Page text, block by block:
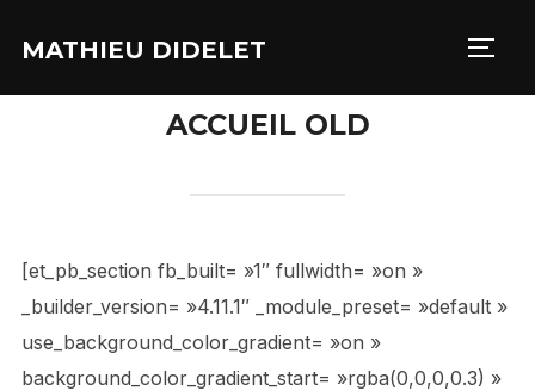
MATHIEU DIDELET
ACCUEIL OLD
[et_pb_section fb_built= »1″ fullwidth= »on »
_builder_version= »4.11.1″ _module_preset= »default »
use_background_color_gradient= »on »
background_color_gradient_start= »rgba(0,0,0,0.3) »